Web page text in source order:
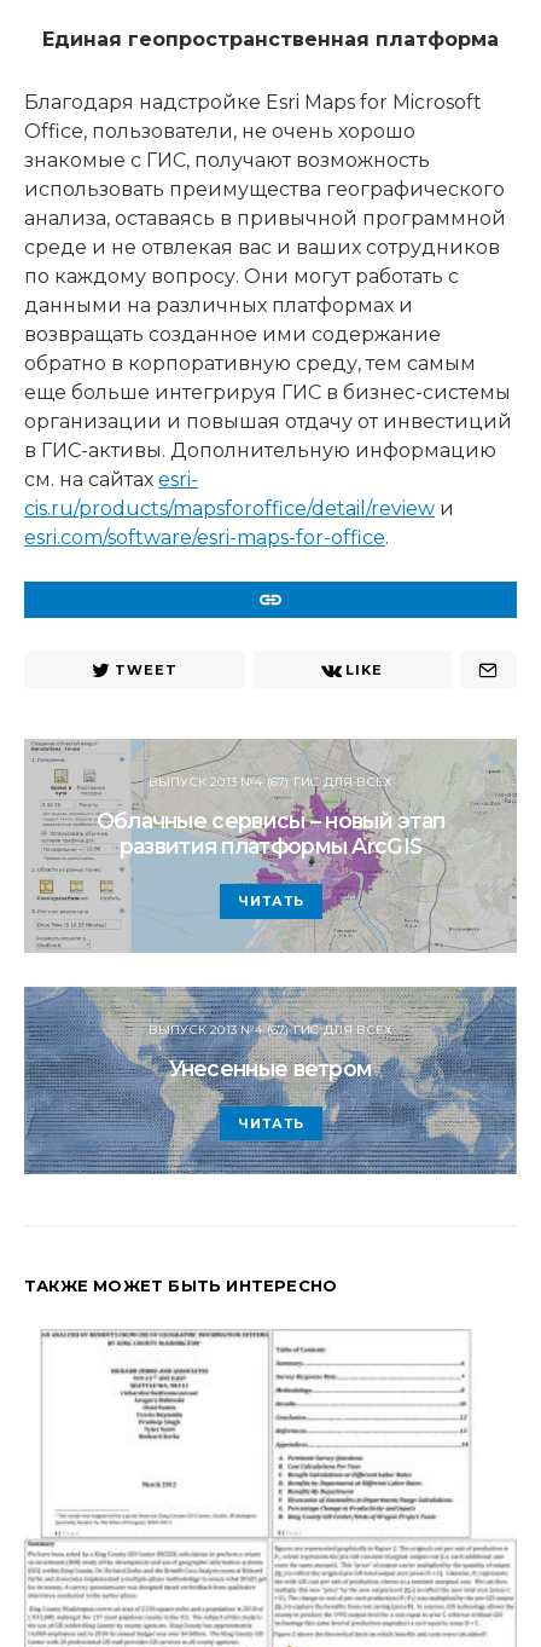
Единая геопространственная платформа
Благодаря надстройке Esri Maps for Microsoft
Office, пользователи, не очень хорошо
знакомые с ГИС, получают возможность
использовать преимущества географического
анализа, оставаясь в привычной программной
среде и не отвлекая вас и ваших сотрудников
по каждому вопросу. Они могут работать с
данными на различных платформах и
возвращать созданное ими содержание
обратно в корпоративную среду, тем самым
еще больше интегрируя ГИС в бизнес-системы
организации и повышая отдачу от инвестиций
в ГИС-активы. Дополнительную информацию
см. на сайтах esri-
cis.ru/products/mapsforoffice/detail/review и
esri.com/software/esri-maps-for-office.
TWEET LIKE
ВЫПУСК 2013 №4 (67) ГИС ДЛЯ ВСЕХ
Облачные сервисы – новый этап
развития платформы ArcGIS
ЧИТАТЬ
ВЫПУСК 2013 №4 (67) ГИС ДЛЯ ВСЕХ
Унесенные ветром
ЧИТАТЬ
ТАКЖЕ МОЖЕТ БЫТЬ ИНТЕРЕСНО